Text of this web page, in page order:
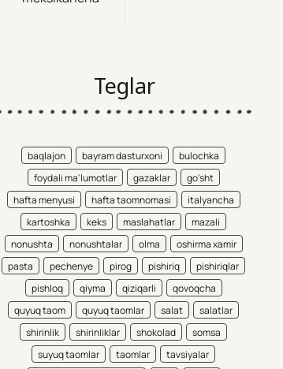
Teglar
baqlajon bayram dasturxoni
bulochka
foydali ma'lumotlar
gazaklar
go'sht
hafta menyusi
hafta taomnomasi
italyancha
kartoshka
keks maslahatlar
mazali
nonushta
nonushtalar olma
oshirma xamir
pasta
pechenye pirog pishiriq
pishiriqlar
pishloq
qiyma qiziqarli
qovoqcha
quyuq taom
quyuq taomlar salat
salatlar
shirinlik
shirinliklar shokolad
somsa
suyuq taomlar
taomlar
tavsiyalar